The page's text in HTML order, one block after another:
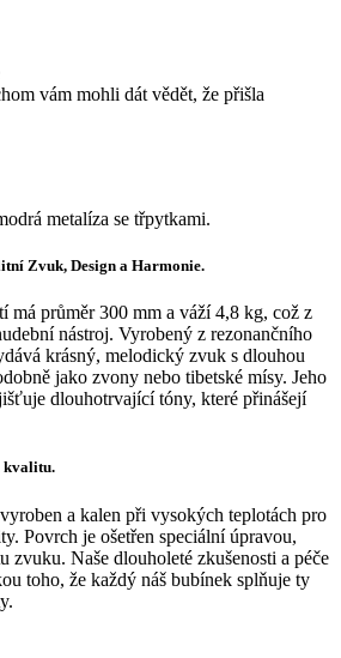
vám mohli dát vědět, že přišla
metalíza se třpytkami.
Zvuk, Design a Harmonie.
má průměr 300 mm a váží 4,8 kg, což z
nástroj. Vyrobený z rezonančního
krásný, melodický zvuk s dlouhou
jako zvony nebo tibetské mísy. Jeho
dlouhotrvající tóny, které přinášejí
kvalitu.
a kalen při vysokých teplotách pro
Povrch je ošetřen speciální úpravou,
zvuku. Naše dlouholeté zkušenosti a péče
toho, že každý náš bubínek splňuje ty